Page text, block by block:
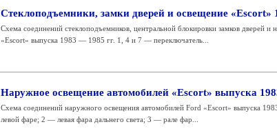
Стеклоподъемники, замки дверей и освещение «Escort»
Схема соединений стеклоподъемников, центральной блокировки замков дверей
«Escort» выпуска 1983 — 1985 гг. 1, 4 и 7 — переключатель...
Наружное освещение автомобилей «Escort» выпуска
Схема соединений наружного освещения автомобилей Ford «Escort» выпуска
левой фаре; 2 — левая фара дальнего света; 3 — рале фар...